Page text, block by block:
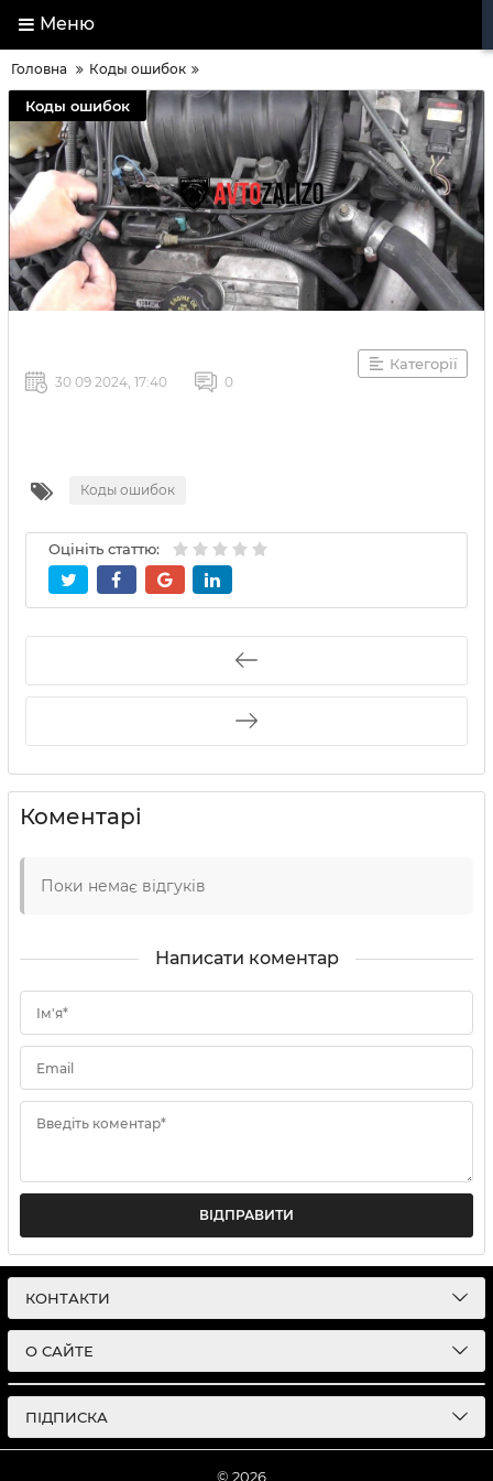
Меню
Головна Коды ошибок
Коды ошибок
Категорії
30 09 2024, 17:40 0
Коды ошибок
Оцініть статтю:
Коментарі
Поки немає відгуків
Написати коментар
Ім'я*
Email
Введіть коментар*
ВІДПРАВИТИ
КОНТАКТИ
О САЙТЕ
ПІДПИСКА
© 2026